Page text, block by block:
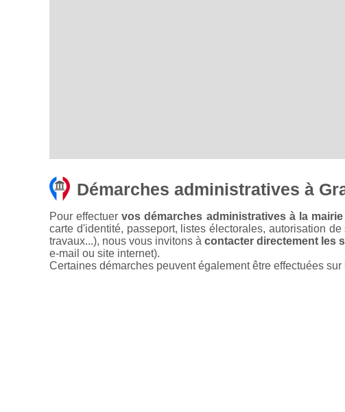
Démarches administratives à
Pour effectuervos démarches administratives à la
carte d'identité, passeport, listes électorales, autorisation
travaux...), nous vous invitons à contacter directement les
e-mail ou site internet).
Certaines démarches peuvent également être effectuées